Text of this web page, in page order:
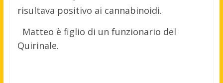
risultava positivo ai cannabinoidi.
Matteo è figlio di un funzionario del
Quirinale.